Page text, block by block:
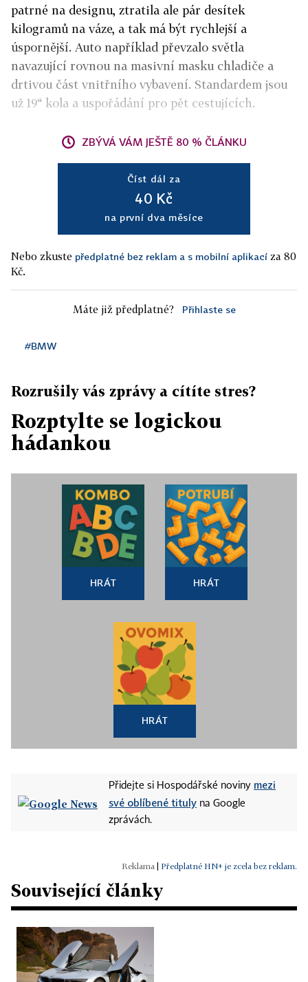
patrné na designu, ztratila ale pár desítek
kilogramů na váze, a tak má být rychlejší a
úspornější. Auto například převzalo světla
navazující rovnou na masivní masku chladiče a
drtivou část vnitřního vybavení. Standardem jsou
už 19“ kola a uspořádání pro pět cestujících.
ZBÝVÁ VÁM JEŠTĚ 80 % ČLÁNKU
Číst dál za
40 Kč
na první dva měsíce
Nebo zkuste předplatné bez reklam a s mobilní aplikací za 80
Kč.
Máte již předplatné? Přihlaste se
#BMW
Rozrušily vás zprávy a cítíte stres?
Rozptylte se logickou
hádankou
HRÁT HRÁT
HRÁT
Přidejte si Hospodářské noviny mezi
své oblíbené tituly na Google
zprávách.
Předplatné HN+ je zcela bez reklam.
Související články